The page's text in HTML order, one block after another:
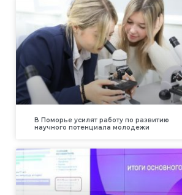
В Поморье усилят работу по развитию
научного потенциала молодежи